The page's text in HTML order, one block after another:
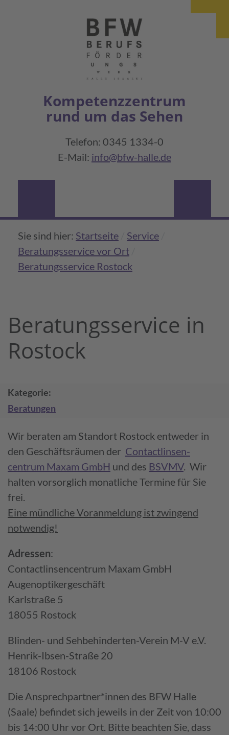
Telefon: 0345 1334-0
E-Mail: info@bfw-halle.de
Kompetenzzentrum
rund um das Sehen
Sie sind hier: Startseite
Service
Beratungsservice vor Ort
Beratungsservice Rostock
Beratungs­service in
Rostock
Kategorie
Beratungen
Wir beraten am Standort Rostock entweder in
den Geschäftsräumen der Contactlinsen­
centrum Maxam GmbH und des BSVMV. Wir
halten vorsorglich monatliche Termine für Sie
frei.
Eine mündliche Voranmeldung ist zwingend
notwendig!
Adressen:
Contactlinsen­centrum Maxam GmbH
Augenoptiker­geschäft
Karlstraße 5
18055 Rostock
Blinden- und Sehbehinderten-Verein M-V e.V.
Henrik-Ibsen-Straße 20
18106 Rostock
Die Ansprech­partner*innen des BFW Halle
(Saale) befindet sich jeweils in der Zeit von 10:00
bis 14:00 Uhr vor Ort. Bitte beachten Sie, dass